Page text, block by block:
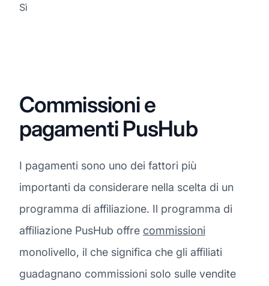
Sì
Commissioni e
pagamenti PusHub
I pagamenti sono uno dei fattori più
importanti da considerare nella scelta di un
programma di affiliazione. Il programma di
affiliazione PusHub offre commissioni
monolivello, il che significa che gli affiliati
guadagnano commissioni solo sulle vendite